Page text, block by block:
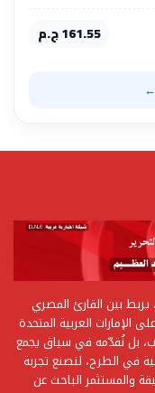
161.55 ج.م
بين القارئ المصري
الإمارات العربية المتحدة
بل نُقدّمه في سياق يجمع
في الطرح، لنصنع تجربة
والمستثمر الباحث عن